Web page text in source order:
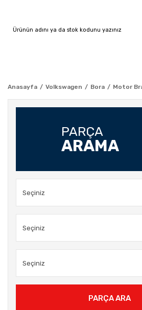
Anasayfa Volkswagen Bora Motor
PARÇA
ARAMA
PARÇA ARA